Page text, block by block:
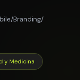
/Branding/
y Medicina